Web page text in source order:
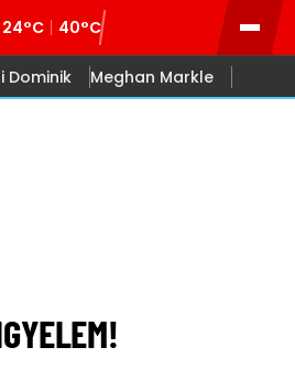
24°C 40°C
Dominik Meghan Markle